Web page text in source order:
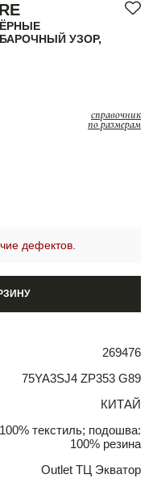
УЗОР,
справочник
по размерам
дефектов.
269476
75YA3SJ4 ZP353 G89
КИТАЙ
текстиль; подошва:
100% резина
Outlet ТЦ Экватор